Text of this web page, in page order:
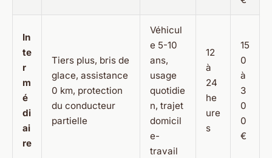
In
te
r
m
é
di
ai
re
Tiers plus, bris de
glace, assistance
0 km, protection
du conducteur
partielle
Véhicul
e 5-10
ans,
usage
quotidie
n, trajet
domicil
e-
travail
12
à
24
he
ure
s
15
0
à
3
0
0
€